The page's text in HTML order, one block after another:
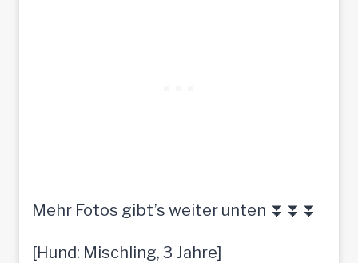
Mehr Fotos gibt’s weiter unten ⏬⏬⏬
[Hund: Mischling, 3 Jahre]